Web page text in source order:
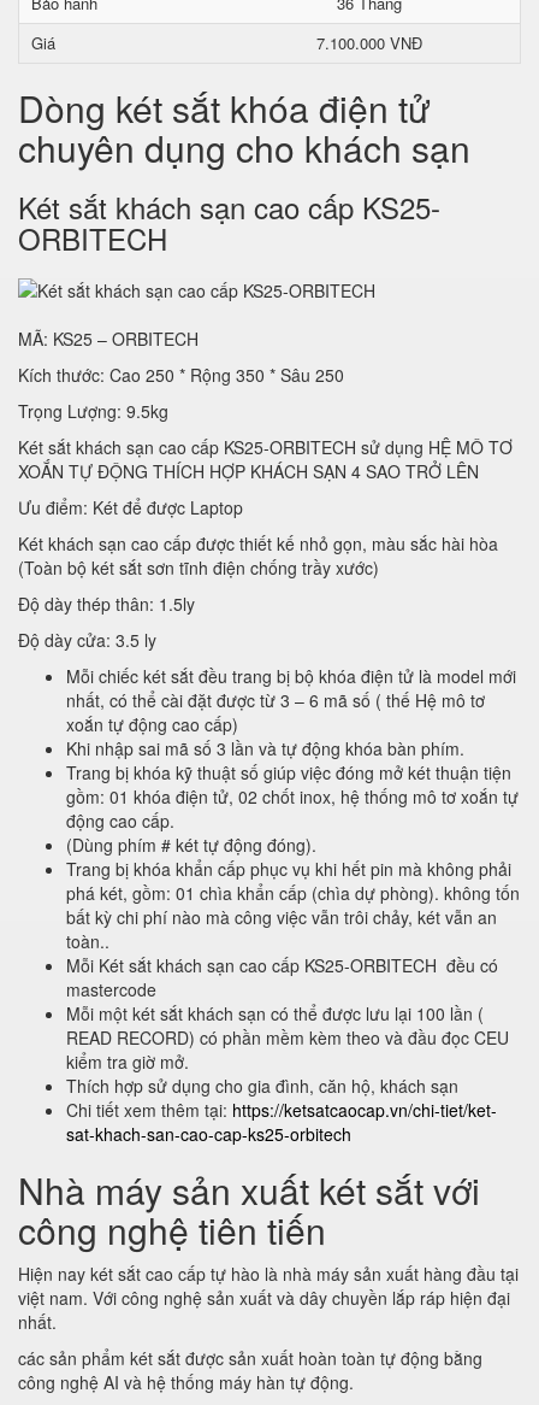
Giá
7.100.000 VNĐ
Dòng két sắt khóa điện tử
chuyên dụng cho khách sạn
Két sắt khách sạn cao cấp KS25-
ORBITECH
MÃ: KS25 – ORBITECH
Kích thước: Cao 250 * Rộng 350 * Sâu 250
Trọng Lượng: 9.5kg
Két sắt khách sạn cao cấp KS25-ORBITECH sử dụng HỆ MÔ TƠ
XOẮN TỰ ĐỘNG THÍCH HỢP KHÁCH SẠN 4 SAO TRỞ LÊN
Ưu điểm: Két để được Laptop
Két khách sạn cao cấp được thiết kế nhỏ gọn, màu sắc hài hòa
(Toàn bộ két sắt sơn tĩnh điện chống trầy xước)
Độ dày thép thân: 1.5ly
Độ dày cửa: 3.5 ly
Mỗi chiếc két sắt đều trang bị bộ khóa điện tử là model mới
nhất, có thể cài đặt được từ 3 – 6 mã số ( thế Hệ mô tơ
xoắn tự động cao cấp)
Khi nhập sai mã số 3 lần và tự động khóa bàn phím.
Trang bị khóa kỹ thuật số giúp việc đóng mở két thuận tiện
gồm: 01 khóa điện tử, 02 chốt inox, hệ thống mô tơ xoắn tự
động cao cấp.
(Dùng phím # két tự động đóng).
Trang bị khóa khẩn cấp phục vụ khi hết pin mà không phải
phá két, gồm: 01 chìa khẩn cấp (chìa dự phòng). không tốn
bất kỳ chi phí nào mà công việc vẫn trôi chảy, két vẫn an
toàn..
Mỗi Két sắt khách sạn cao cấp KS25-ORBITECH đều có
mastercode
Mỗi một két sắt khách sạn có thể được lưu lại 100 lần (
READ RECORD) có phần mềm kèm theo và đầu đọc CEU
kiểm tra giờ mở.
Thích hợp sử dụng cho gia đình, căn hộ, khách sạn
Chi tiết xem thêm tại: https://ketsatcaocap.vn/chi-tiet/ket-
sat-khach-san-cao-cap-ks25-orbitech
Nhà máy sản xuất két sắt với
công nghệ tiên tiến
Hiện nay két sắt cao cấp tự hào là nhà máy sản xuất hàng đầu tại
việt nam. Với công nghệ sản xuất và dây chuyền lắp ráp hiện đại
nhất.
các sản phẩm két sắt được sản xuất hoàn toàn tự động bằng
công nghệ AI và hệ thống máy hàn tự động.